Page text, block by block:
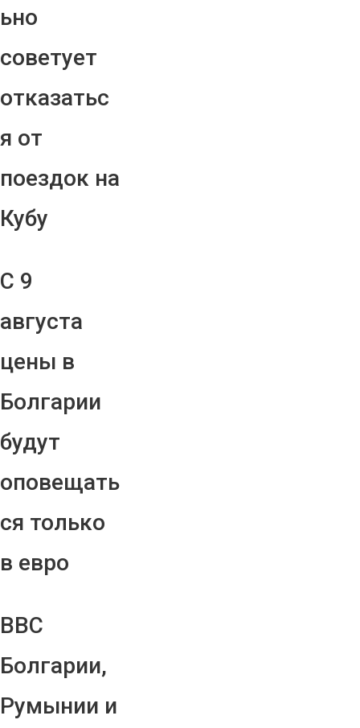
ьно
советует
отказатьс
я от
поездок на
Кубу
С 9
августа
цены в
Болгарии
будут
оповещать
ся только
в евро
ВВС
Болгарии,
Румынии и